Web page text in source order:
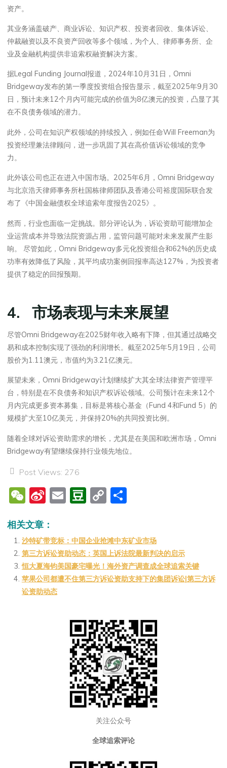
资产。
其业务涵盖破产、商业诉讼、知识产权、投资者回收、集体诉讼、
仲裁融资以及不良资产回收等多个领域，为个人、律师事务所、企
业及金融机构提供非追索权融资解决方案。
据Legal Funding Journal报道，2024年10月31日，Omni
Bridgeway发布的第一季度投资组合报告显示，截至2025年9月30
日，预计未来12个月内可能完成的价值为8亿澳元的投资，凸显了其
在不良债务领域的潜力。
此外，公司在知识产权领域的持续投入，例如任命Will Freeman为
投资经理兼法律顾问，进一步巩固了其在高价值诉讼领域的竞争
力。
此外该公司也正在进入中国市场。2025年6月，Omni Bridgeway
与北京浩天律师事务所杜国栋律师团队及香港公司裕度国际联合发
布了《中国金融债权全球追索年度报告2025》。
然而，行业也面临一定挑战。部分评论认为，诉讼资助可能增加企
业运营成本并导致法院资源占用，监管问题可能对未来发展产生影
响。 尽管如此，Omni Bridgeway多元化投资组合和62%的历史成
功率有效降低了风险，其平均成功案例回报率高达127%，为投资者
提供了稳定的回报预期。
4. 市场表现与未来展望
尽管Omni Bridgeway在2025财年收入略有下降，但其通过战略交
易和成本控制实现了强劲的利润增长。截至2025年5月19日，公司
股价为1.11澳元，市值约为3.21亿澳元。
展望未来，Omni Bridgeway计划继续扩大其全球法律资产管理平
台，特别是在不良债务和知识产权诉讼领域。公司预计在未来12个
月内完成更多资本募集，目标是将核心基金（Fund 4和Fund 5）的
规模扩大至10亿美元，并保持20%的共同投资比例。
随着全球对诉讼资助需求的增长，尤其是在美国和欧洲市场，Omni
Bridgeway有望继续保持行业领先地位。
Post Views: 276
W
C
h
at
Si
a
W
ei
b
o
E
l
D
b
a
n
C
y
Li
n
相关文章：
沙特矿带竞标：中国企业抢滩中东矿业市场
第三方诉讼资助动态：英国上诉法院最新判决的启示
恒大夏海钧美国豪宅曝光！海外资产调查成全球追索关键
苹果公司都遭不住第三方诉讼资助支持下的集团诉讼|第三方诉
讼资助动态
关注公众号
全球追索评论